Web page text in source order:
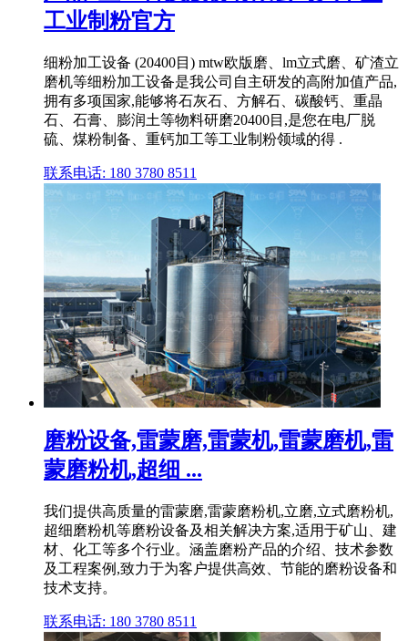
工业制粉官方
细粉加工设备 (20400目) mtw欧版磨、lm立式磨、矿渣立
磨机等细粉加工设备是我公司自主研发的高附加值产品,
拥有多项国家,能够将石灰石、方解石、碳酸钙、重晶
石、石膏、膨润土等物料研磨20400目,是您在电厂脱
硫、煤粉制备、重钙加工等工业制粉领域的得 .
联系电话: 180 3780 8511
磨粉设备,雷蒙磨,雷蒙机,雷蒙磨机,雷
蒙磨粉机,超细 ...
我们提供高质量的雷蒙磨,雷蒙磨粉机,立磨,立式磨粉机,
超细磨粉机等磨粉设备及相关解决方案,适用于矿山、建
材、化工等多个行业。涵盖磨粉产品的介绍、技术参数
及工程案例,致力于为客户提供高效、节能的磨粉设备和
技术支持。
联系电话: 180 3780 8511